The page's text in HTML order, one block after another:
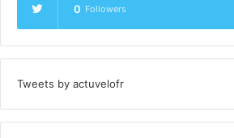
0 Followers
Tweets by actuvelofr